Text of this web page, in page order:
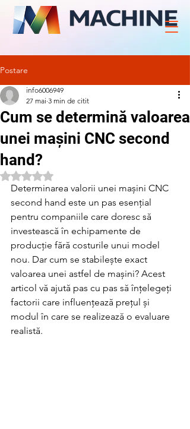
Postare
Cum se determină valoarea
unei mașini CNC second
hand?
info6006949
27 mai 3 min de citit
Evaluat(ă) cu NaN din 5 stele.
Determinarea valorii unei mașini CNC
second hand este un pas esențial
pentru companiile care doresc să
investească în echipamente de
producție fără costurile unui model
nou. Dar cum se stabilește exact
valoarea unei astfel de mașini? Acest
articol vă ajută pas cu pas să înțelegeți
factorii care influențează prețul și
modul în care se realizează o evaluare
realistă.